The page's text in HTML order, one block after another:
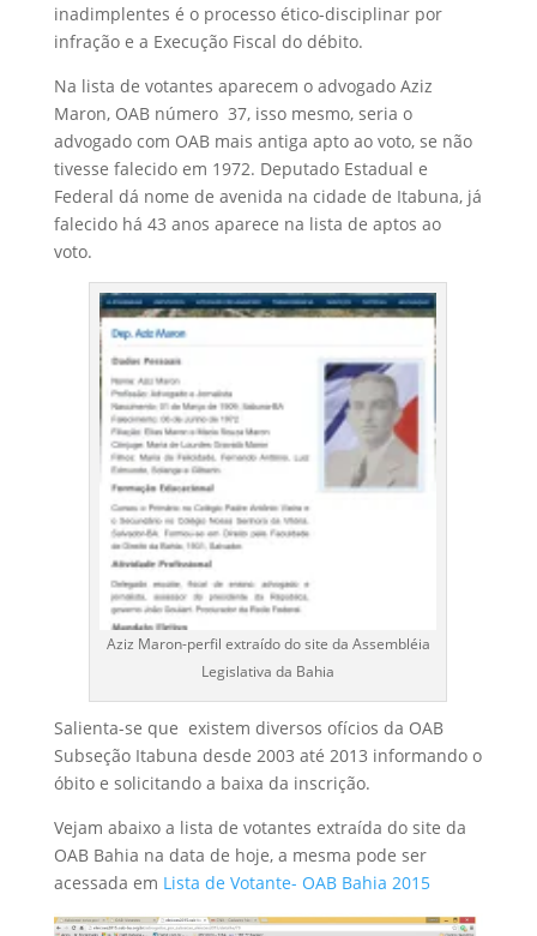
inadimplentes é o processo ético-disciplinar por
infração e a Execução Fiscal do débito.
Na lista de votantes aparecem o advogado Aziz
Maron, OAB número 37, isso mesmo, seria o
advogado com OAB mais antiga apto ao voto, se não
tivesse falecido em 1972. Deputado Estadual e
Federal dá nome de avenida na cidade de Itabuna, já
falecido há 43 anos aparece na lista de aptos ao
voto.
Aziz Maron-perfil extraído do site da Assembléia
Legislativa da Bahia
Salienta-se que existem diversos ofícios da OAB
Subseção Itabuna desde 2003 até 2013 informando o
óbito e solicitando a baixa da inscrição.
Vejam abaixo a lista de votantes extraída do site da
OAB Bahia na data de hoje, a mesma pode ser
acessada em Lista de Votante- OAB Bahia 2015